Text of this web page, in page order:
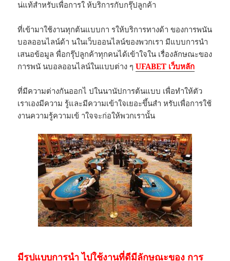
น่แท้สำหรับเพื่อการใ ห้บริการกับกรุ๊ปลูกค้า
ที่เข้ามาใช้งานทุกต้นแบบกา รให้บริการทางด้า ของการพนัน
บอลออนไลน์ด้า นในเว็บออนไลน์ของพวกเรา มีแบบการนำ
เสนอข้อมูล พื่อกรุ๊ปลูกค้าทุกคนได้เข้าใจใน เรื่องลักษณะของ
การพนั นบอลออนไลน์ในแบบต่าง ๆUFABET เว็บหลัก
ที่มีความต่างกันออกไ ปในนานัปการต้นแบบ เพื่อทำให้ตัว
เราเองมีความ รู้และมีความเข้าใจเยอะขึ้นสำ หรับเพื่อการใช้
งานความรู้ความเข้ าใจจะก่อให้พวกเรานั้น
มีรูปแบบการนำ ไปใช้งานที่ดีมีลักษณะของ การ